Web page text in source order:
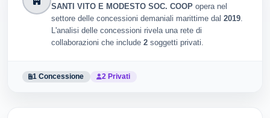
SANTI VITO E MODESTO SOC. COOP opera nel
settore delle concessioni demaniali marittime dal 2019.
L'analisi delle concessioni rivela una rete di
collaborazioni che include 2 soggetti privati.
1 Concessione 2 Privati